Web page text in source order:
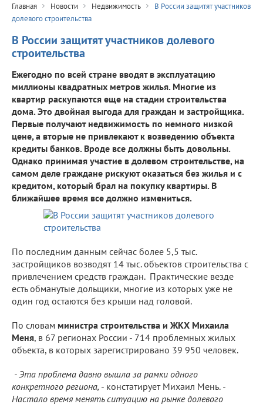
Главная Новости Недвижимость
В России защитят участников
долевого строительства
В России защитят участников долевого
строительства
Ежегодно по всей стране вводят в эксплуатацию
миллионы квадратных метров жилья. Многие из
квартир раскупаются еще на стадии строительства
дома. Это двойная выгода для граждан и застройщика.
Первые получают недвижимость по немного низкой
цене, а вторые не привлекают к возведению объекта
кредиты банков. Вроде все должны быть довольны.
Однако принимая участие в долевом строительстве, на
самом деле граждане рискуют оказаться без жилья и с
кредитом, который брал на покупку квартиры. В
ближайшее время все должно измениться.
По последним данным сейчас более 5,5 тыс.
застройщиков возводят 14 тыс. объектов строительства с
привлечением средств граждан. Практические везде
есть обманутые дольщики, многие из которых уже не
один год остаются без крыши над головой.
По словам министра строительства и ЖКХ Михаила
Меня, в 67 регионах России - 714 проблемных жилых
объекта, в которых зарегистрировано 39 950 человек.
- Эта проблема давно вышла за рамки одного
конкретного региона, - констатирует Михаил Мень. -
Настало время менять ситуацию на рынке долевого